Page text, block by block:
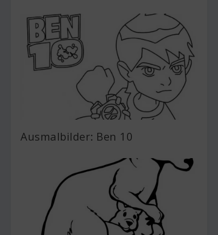
Ausmalbilder: Ben 10